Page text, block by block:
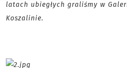
latach ubiegłych graliśmy w
Koszalinie.